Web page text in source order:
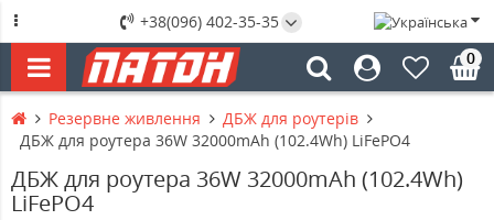
+38(096) 402-35-35
0
Резервне живлення
ДБЖ для роутерів
ДБЖ для роутера 36W 32000mAh (102.4Wh) LiFePO4
ДБЖ для роутера 36W 32000mAh (102.4Wh)
LiFePO4